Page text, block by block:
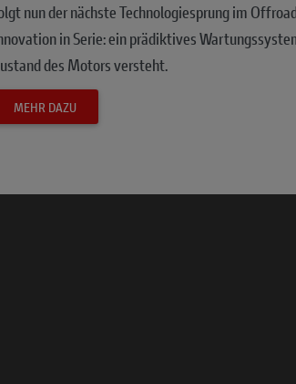
nun der nächste Technologiesprung im
in Serie: ein prädiktives
des Motors versteht.
MEHR DAZU